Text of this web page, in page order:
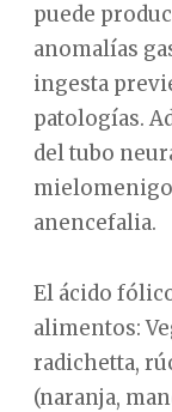
puede
anomalías
ingesta
patologías.
del tubo
anencefalia.
El ácido
alimentos:
radichetta,
(naranja,